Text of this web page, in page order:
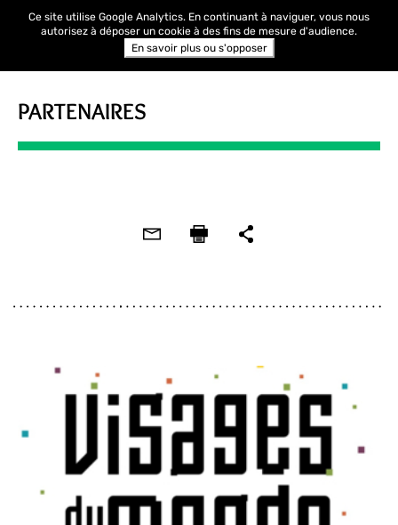
PARTENAIRES
Ce site utilise Google Analytics. En continuant à naviguer, vous nous
autorisez à déposer un cookie à des fins de mesure d'audience.
En savoir plus ou s'opposer